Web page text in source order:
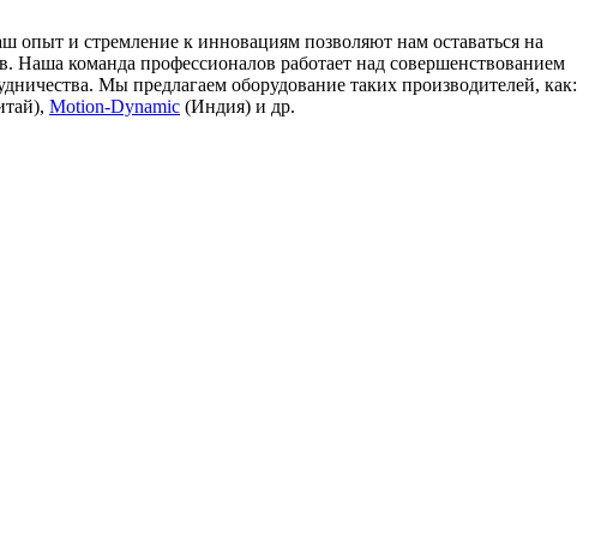
и стремление к инновациям позволяют нам оставаться на
Наша команда профессионалов работает над совершенствованием
Мы предлагаем оборудование таких производителей, как:
Motion-Dynamic (Индия) и др.